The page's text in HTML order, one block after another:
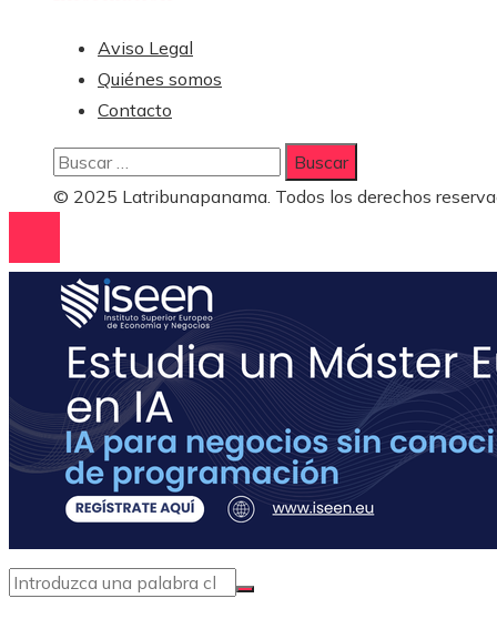
Aviso Legal
Quiénes somos
Contacto
Buscar:
© 2025 Latribunapanama. Todos los derechos